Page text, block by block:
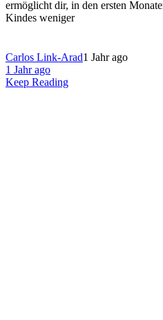
ermöglicht dir, in den ersten
Kindes weniger
Carlos Link-Arad1 Jahr ago
1 Jahr ago
Keep Reading